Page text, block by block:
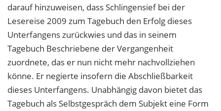
darauf hinzuweisen, dass Schlingensief bei der
Lesereise 2009 zum Tagebuch den Erfolg dieses
Unterfangens zurückwies und das in seinem
Tagebuch Beschriebene der Vergangenheit
zuordnete, das er nun nicht mehr nachvollziehen
könne. Er negierte insofern die Abschließbarkeit
dieses Unterfangens. Unabhängig davon bietet das
Tagebuch als Selbstgespräch dem Subjekt eine Form